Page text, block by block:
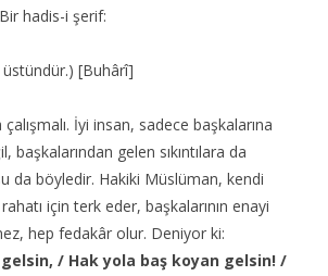
hadis-i şerif:
[Buhârî]
İyi insan, sadece başkalarına
başkalarından gelen sıkıntılara da
da böyledir. Hakiki Müslüman, kendi
rahatı için terk eder, başkalarının enayi
hep fedakâr olur. Deniyor ki:
gelsin, / Hak yola baş koyan gelsin! /